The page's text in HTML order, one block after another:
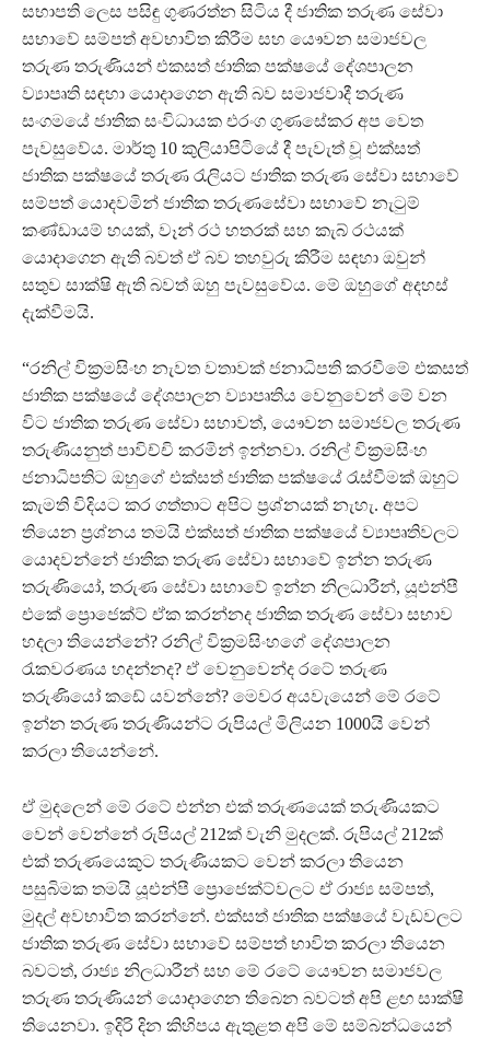
සභාපති ලෙස පසිඳු ගුණරත්න සිටිය දී ජාතික තරුණ සේවා
සභාවේ සම්පත් අවභාවිත කිරීම සහ යෞවන සමාජවල
තරුණ තරුණියන් එකසත් ජාතික පක්ෂයේ දේශපාලන
ව්‍යාපෘති සඳහා යොදාගෙන ඇති බව සමාජවාදී තරුණ
සංගමයේ ජාතික සංවිධායක එරංග ගුණසේකර අප වෙත
පැවසුවේය. මාර්තු 10 කුලියාපිටියේ දී පැවැත් වූ එක්සත්
ජාතික පක්ෂයේ තරුණ රැලියට ජාතික තරුණ සේවා සභාවේ
සම්පත් යොදවමින් ජාතික තරුණසේවා සභාවේ නැටුම්
කණ්ඩායම් හයක්, වෑන් රථ හතරක් සහ කැබ් රථයක්
යොදාගෙන ඇති බවත් ඒ බව තහවුරු කිරීම සඳහා ඔවුන්
සතුව සාක්ෂි ඇති බවත් ඔහු පැවසුවේය. මේ ඔහුගේ අදහස්
දැක්වීමයි.
“රනිල් වික්‍රමසිංහ නැවත වතාවක් ජනාධිපති කරවීමේ එකසත්
ජාතික පක්ෂයේ දේශපාලන ව්‍යාපෘතිය වෙනුවෙන් මේ වන
විට ජාතික තරුණ සේවා සභාවත්, යෞවන සමාජවල තරුණ
තරුණියනුත් පාවිච්චි කරමින් ඉන්නවා. රනිල් වික්‍රමසිංහ
ජනාධිපතිට ඔහුගේ එක්සත් ජාතික පක්ෂයේ රැස්වීමක් ඔහුට
කැමති විදියට කර ගත්තාට අපිට ප්‍රශ්නයක් නැහැ. අපට
තියෙන ප්‍රශ්නය තමයි එක්සත් ජාතික පක්ෂයේ ව්‍යාපෘතිවලට
යොදවන්නේ ජාතික තරුණ සේවා සභාවේ ඉන්න තරුණ
තරුණියෝ, තරුණ සේවා සභාවේ ඉන්න නිලධාරීන්, යූඑන්පී
එකේ ප්‍රොජෙක්ට් ඒක කරන්නද ජාතික තරුණ සේවා සභාව
හදලා තියෙන්නේ? රනිල් වික්‍රමසිංහගේ දේශපාලන
රැකවරණය හදන්නද? ඒ වෙනුවෙන්ද රටේ තරුණ
තරුණියෝ කඩේ යවන්නේ? මෙවර අයවැයෙන් මේ රටේ
ඉන්න තරුණ තරුණියන්ට රුපියල් මිලියන 1000යි වෙන්
කරලා තියෙන්නේ.
ඒ මුදලෙන් මේ රටේ එන්න එක් තරුණයෙක් තරුණියකට
වෙන් වෙන්නේ රුපියල් 212ක් වැනි මුදලක්. රුපියල් 212ක්
එක් තරුණයෙකුට තරුණියකට වෙන් කරලා තියෙන
පසුබිමක තමයි යූඑන්පී ප්‍රොජෙක්ට්වලට ඒ රාජ්‍ය සම්පත්,
මුදල් අවභාවිත කරන්නේ. එක්සත් ජාතික පක්ෂයේ වැඩවලට
ජාතික තරුණ සේවා සභාවේ සම්පත් භාවිත කරලා තියෙන
බවටත්, රාජ්‍ය නිලධාරීන් සහ මේ රටේ යෞවන සමාජවල
තරුණ තරුණියන් යොදාගෙන තිබෙන බවටත් අපි ළඟ සාක්ෂි
තියෙනවා. ඉදිරි දින කිහිපය ඇතුළත අපි මේ සම්බන්ධයෙන්